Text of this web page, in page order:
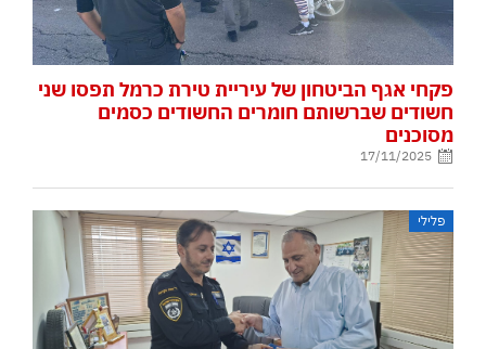
פקחי אגף הביטחון של עיריית טירת כרמל תפסו שני
חשודים שברשותם חומרים החשודים כסמים
מסוכנים
17/11/2025
פלילי